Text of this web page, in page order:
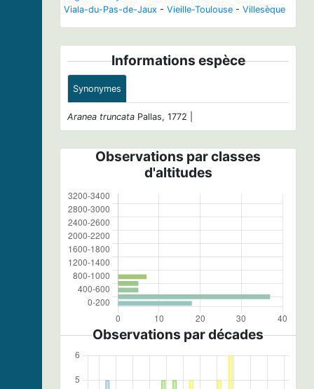
Viala-du-Pas-de-Jaux - Vieille-Toulouse - Villesèque
Informations espèce
Synonymes
Aranea truncata Pallas, 1772 |
Observations par classes
d'altitudes
Observations par décades